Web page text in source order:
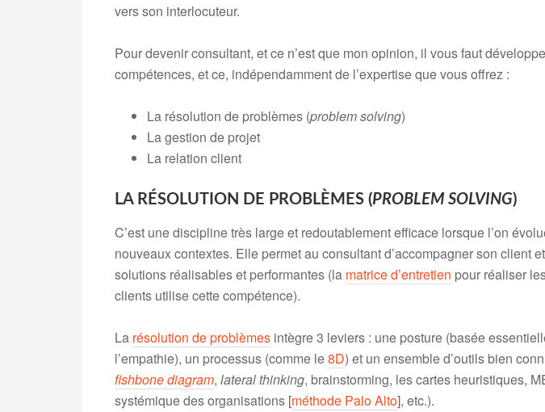
vers son interlocuteur.
Pour devenir consultant, et ce n’est que mon opinion, il vous faut
compétences, et ce, indépendamment de l’expertise que vous offrez :
La résolution de problèmes (problem solving)
La gestion de projet
La relation client
LA RÉSOLUTION DE PROBLÈMES (PROBLEM SOLVING)
C’est une discipline très large et redoutablement efficace lorsque l’on
nouveaux contextes. Elle permet au consultant d’accompagner son client
solutions réalisables et performantes (la matrice d’entretien pour réaliser
clients utilise cette compétence).
La résolution de problèmes intègre 3 leviers : une posture (basée
l’empathie), un processus (comme le8D) et un ensemble d’outils bien
fishbone diagram, lateral thinking, brainstorming, les cartes heuristiques,
systémique des organisations [méthode Palo Alto], etc.).